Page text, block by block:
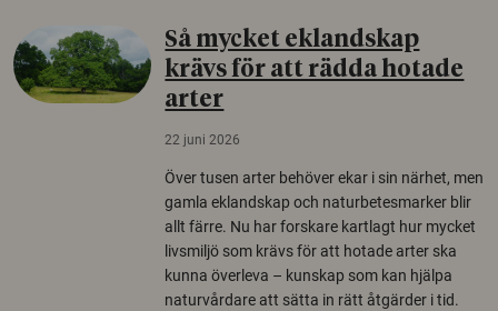
Så mycket eklandskap
krävs för att rädda hotade
arter
22 juni 2026
Över tusen arter behöver ekar i sin närhet, men
gamla eklandskap och naturbetesmarker blir
allt färre. Nu har forskare kartlagt hur mycket
livsmiljö som krävs för att hotade arter ska
kunna överleva – kunskap som kan hjälpa
naturvårdare att sätta in rätt åtgärder i tid.